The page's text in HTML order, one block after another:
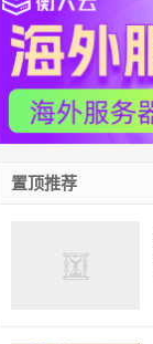
置顶推荐